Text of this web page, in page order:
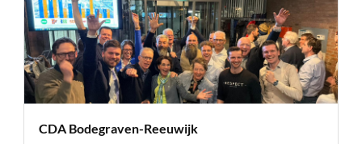
CDA Bodegraven-Reeuwijk